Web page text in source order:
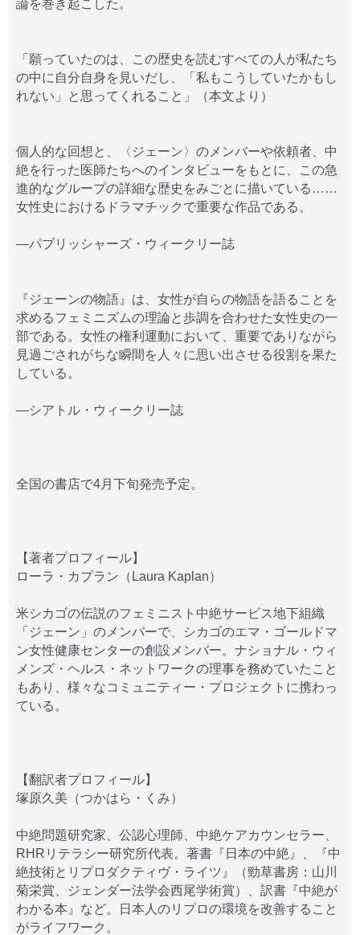
論を巻き起こした。
「願っていたのは、この歴史を読むすべての人が私たち
の中に自分自身を見いだし、「私もこうしていたかもし
れない」と思ってくれること」（本文より）
個人的な回想と、〈ジェーン〉のメンバーや依頼者、中
絶を行った医師たちへのインタビューをもとに、この急
進的なグループの詳細な歴史をみごとに描いている……
女性史におけるドラマチックで重要な作品である。
―パブリッシャーズ・ウィークリー誌
『ジェーンの物語』は、女性が自らの物語を語ることを
求めるフェミニズムの理論と歩調を合わせた女性史の一
部である。女性の権利運動において、重要でありながら
見過ごされがちな瞬間を人々に思い出させる役割を果た
している。
—シアトル・ウィークリー誌
全国の書店で4月下旬発売予定。
【著者プロフィール】
ローラ・カプラン（Laura Kaplan）
米シカゴの伝説のフェミニスト中絶サービス地下組織
「ジェーン」のメンバーで、シカゴのエマ・ゴールドマ
ン女性健康センターの創設メンバー。ナショナル・ウィ
メンズ・ヘルス・ネットワークの理事を務めていたこと
もあり、様々なコミュニティー・プロジェクトに携わっ
ている。
【翻訳者プロフィール】
塚原久美（つかはら・くみ）
中絶問題研究家、公認心理師、中絶ケアカウンセラー、
RHRリテラシー研究所代表。著書『日本の中絶』、『中
絶技術とリプロダクティヴ・ライツ』（勁草書房：山川
菊栄賞、ジェンダー法学会西尾学術賞）、訳書『中絶が
わかる本』など。日本人のリプロの環境を改善すること
がライフワーク。